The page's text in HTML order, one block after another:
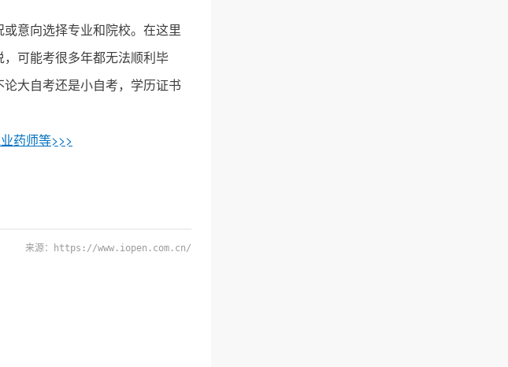
意向选择专业和院校。在这里
可能考很多年都无法顺利毕
大自考还是小自考，学历证书
药师等>>>
来源：https://www.iopen.com.cn/